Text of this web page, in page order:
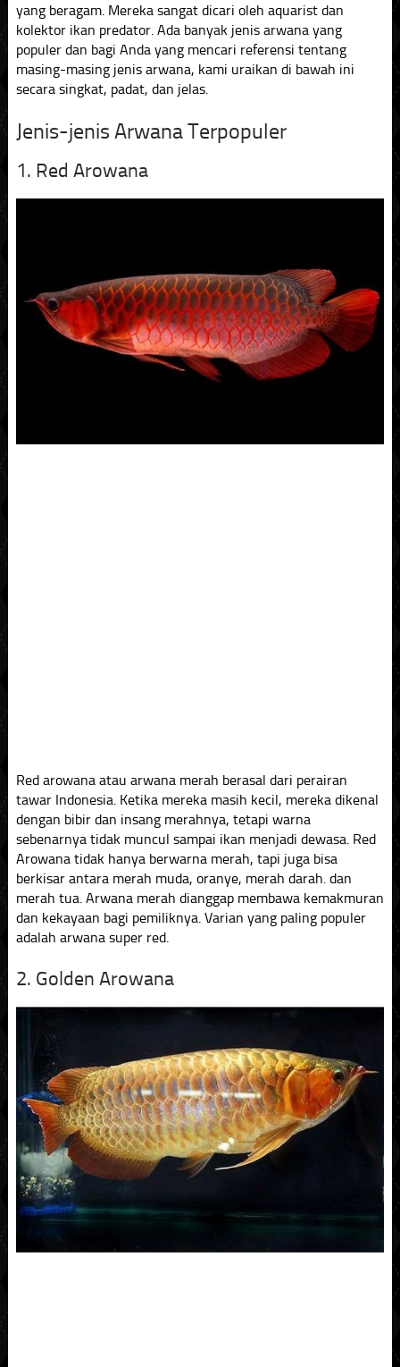
yang beragam. Mereka sangat dicari oleh aquarist dan
kolektor ikan predator. Ada banyak jenis arwana yang
populer dan bagi Anda yang mencari referensi tentang
masing-masing jenis arwana, kami uraikan di bawah ini
secara singkat, padat, dan jelas.
Jenis-jenis Arwana Terpopuler
1. Red Arowana
Red arowana atau arwana merah berasal dari perairan
tawar Indonesia. Ketika mereka masih kecil, mereka dikenal
dengan bibir dan insang merahnya, tetapi warna
sebenarnya tidak muncul sampai ikan menjadi dewasa. Red
Arowana tidak hanya berwarna merah, tapi juga bisa
berkisar antara merah muda, oranye, merah darah. dan
merah tua. Arwana merah dianggap membawa kemakmuran
dan kekayaan bagi pemiliknya. Varian yang paling populer
adalah arwana super red.
2. Golden Arowana